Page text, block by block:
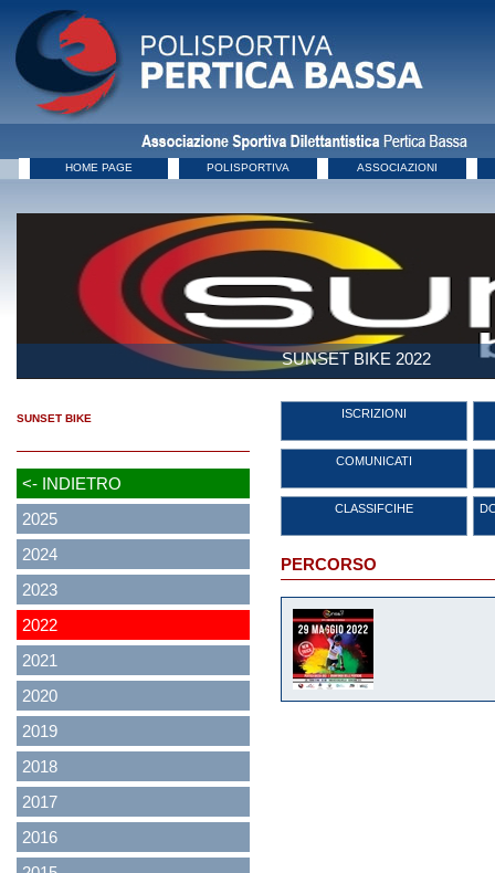
HOME PAGE POLISPORTIVA ASSOCIAZIONI
SUNSET BIKE 2022
SUNSET BIKE
<- INDIETRO
2025
2024
2023
2022
2021
2020
2019
2018
2017
2016
ISCRIZIONI
COMUNICATI
CLASSIFCIHE
PERCORSO